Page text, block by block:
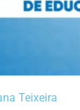
Teixeira